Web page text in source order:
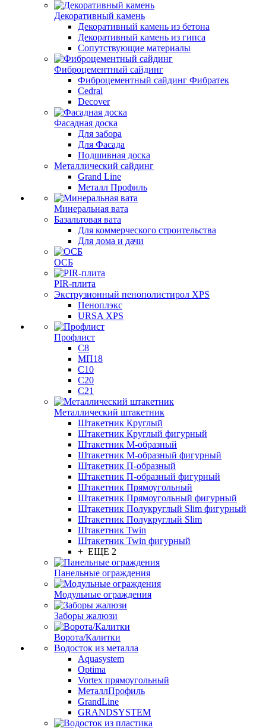
Декоративный камень
Декоративный камень из бетона
Декоративный камень из гипса
Сопутствующие материалы
Фиброцементный сайдинг
Фиброцементный сайдинг Фибратек
Cedral
Decover
Фасадная доска
Для забора
Для Фасада
Подшивная доска
Металлический сайдинг
Grand Line
Металл Профиль
Минеральная вата
Базальтовая вата
Для коммерческого строительства
Для дома и дачи
ОСБ
PIR-плита
Экструзионный пенополистирол XPS
Пеноплэкс
URSA XPS
Профлист
С8
МП18
С10
С20
С21
Металлический штакетник
Штакетник Круглый
Штакетник Круглый фигурный
Штакетник М-образный
Штакетник М-образный фигурный
Штакетник П-образный
Штакетник П-образный фигурный
Штакетник Прямоугольный
Штакетник Прямоугольный фигурный
Штакетник Полукруглый Slim фигурный
Штакетник Полукруглый Slim
Штакетник Twin
Штакетник Twin фигурный
+ ЕЩЕ 2
Панельные ограждения
Модульные ограждения
Заборы жалюзи
Ворота/Калитки
Водосток из металла
Aquasystem
Optima
Vortex прямоугольный
МеталлПрофиль
GrandLine
GRANDSYSTEM